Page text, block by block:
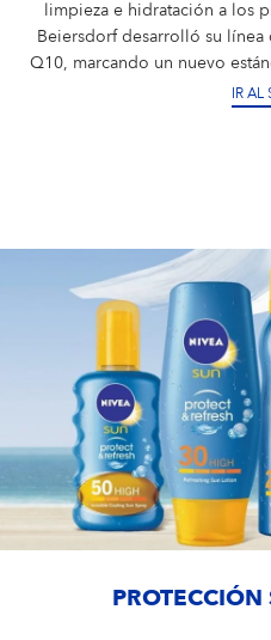
limpieza e hidratación a los
Beiersdorf desarrolló su línea
Q10, marcando un nuevo
IR AL